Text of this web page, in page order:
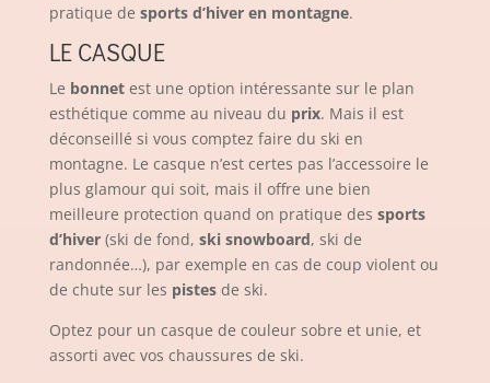
pratique de sports d’hiver en montagne.
LE CASQUE
Le bonnetest une option intéressante sur le plan
esthétique comme au niveau du prix. Mais il est
déconseillé si vous comptez faire du ski en
montagne. Le casque n’est certes pas l’accessoire le
plus glamour qui soit, mais il offre une bien
meilleure protection quand on pratique des sports
d’hiver (ski de fond, ski snowboard, ski de
randonnée…), par exemple en cas de coup violent ou
de chute sur les pistesde ski.
Optez pour un casque de couleur sobre et unie, et
assorti avec vos chaussures de ski.